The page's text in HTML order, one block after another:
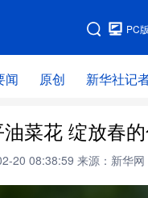
PC
闻 原创 新华社记
网站地图
云南要闻
政务
菜花 绽放春
20 08:38:59 来源：新华网